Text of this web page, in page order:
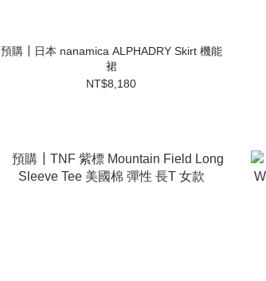
預購┃日本 nanamica ALPHADRY Skirt 機能
裙
NT$8,180